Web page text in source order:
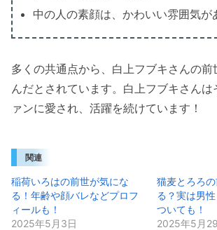
中の人の素顔は、かわいい雰囲気が
多くの共通点から、白上フブキさんの前
んだとされています。白上フブキさんは
ァンに愛され、活躍を続けています！
関連
稲荷いろはの前世が気にな
る！年齢や顔バレなどプロフ
ィールも！
2025年5月3日
猫麦とろろ
る？実は男
ついても！
2025年5月